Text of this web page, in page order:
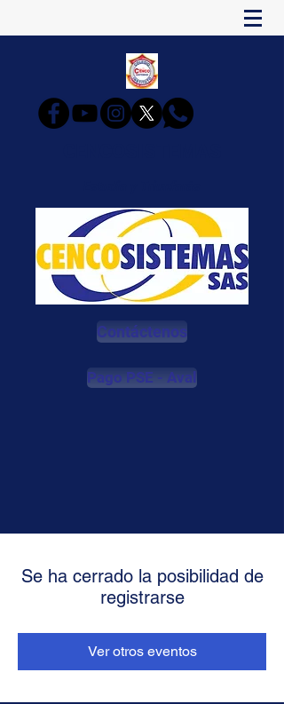
Contáctenos
Pago PSE - Aval
Se ha cerrado la posibilidad de
registrarse
Ver otros eventos